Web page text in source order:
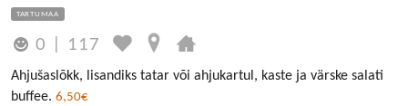
TARTUMAA
0 117
Ahjušaslõkk, lisandiks tatar või ahjukartul, kaste ja värske salati
buffee. 6,50€